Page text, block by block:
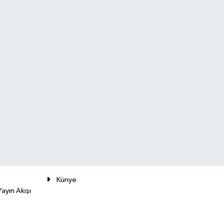
Künye
Akışı